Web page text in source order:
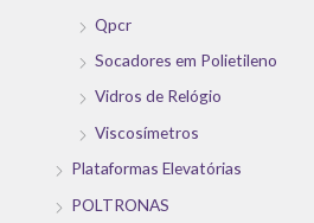
Qpcr
Socadores em Polietileno
Vidros de Relógio
Viscosímetros
Plataformas Elevatórias
POLTRONAS